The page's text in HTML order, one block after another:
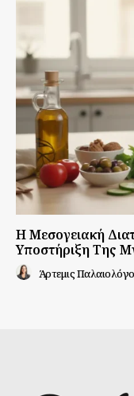
Η Μεσογειακή
Υποστήριξη Της
Άρτεμις